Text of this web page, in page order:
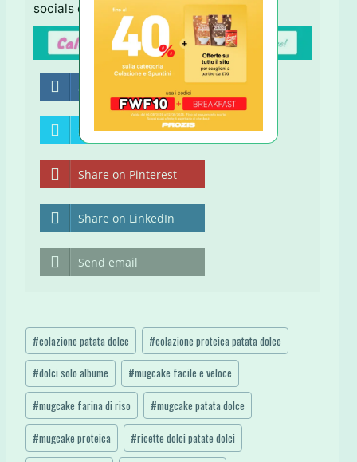
socials qui sotto ↓ Grazie!
Share on Facebook
Share on Twitter
Share on Pinterest
Share on LinkedIn
Send email
Tag
articolo:
#colazione patata dolce #colazione proteica patata dolce
#dolci solo albume #mugcake facile e veloce
#mugcake farina di riso #mugcake patata dolce
#mugcake proteica #ricette dolci patate dolci